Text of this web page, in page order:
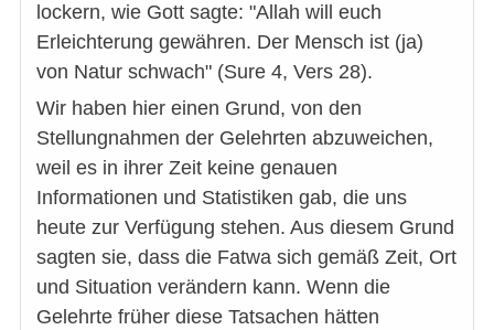
lockern, wie Gott sagte: "Allah will euch
Erleichterung gewähren. Der Mensch ist (ja)
von Natur schwach" (Sure 4, Vers 28).
Wir haben hier einen Grund, von den
Stellungnahmen der Gelehrten abzuweichen,
weil es in ihrer Zeit keine genauen
Informationen und Statistiken gab, die uns
heute zur Verfügung stehen. Aus diesem Grund
sagten sie, dass die Fatwa sich gemäß Zeit, Ort
und Situation verändern kann. Wenn die
Gelehrte früher diese Tatsachen hätten